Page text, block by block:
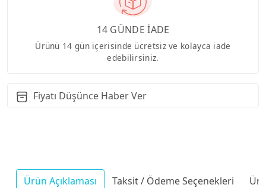
14 GÜNDE İADE
Ürünü 14 gün içerisinde ücretsiz ve kolayca iade
edebilirsiniz.
Fiyatı Düşünce Haber Ver
Ürün Açıklaması Taksit / Ödeme Seçenekleri